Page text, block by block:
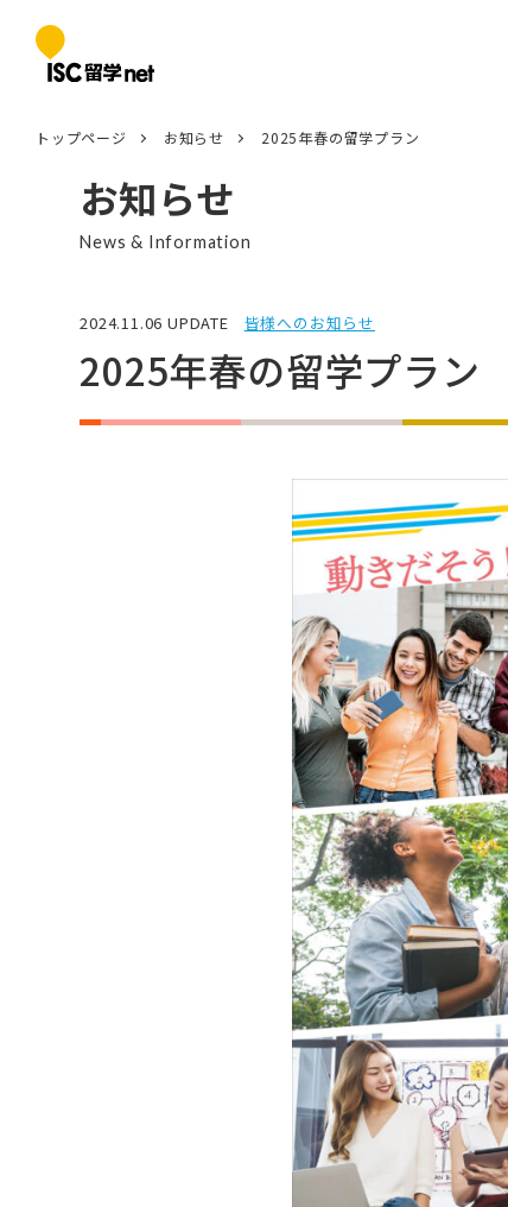
トップページ お知らせ 2025年春の留学プラン
お知らせ
News & Information
2024.11.06 UPDATE 皆様へのお知らせ
2025年春の留学プラン